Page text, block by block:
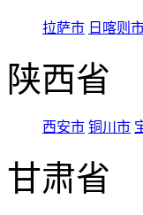
拉萨市 日喀则
陕西省
西安市 铜川市
甘肃省